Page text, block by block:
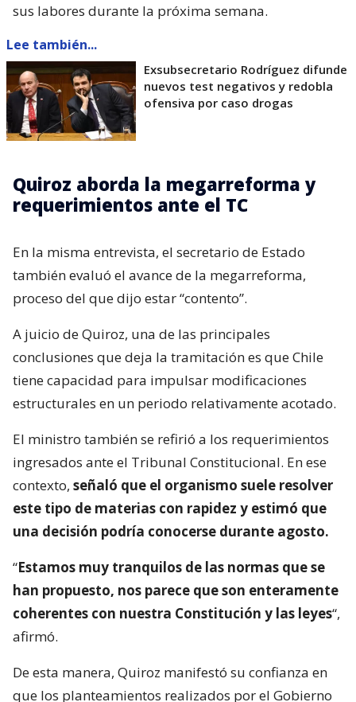
sus labores durante la próxima semana.
Lee también...
Exsubsecretario Rodríguez difunde
nuevos test negativos y redobla
ofensiva por caso drogas
Quiroz aborda la megarreforma y
requerimientos ante el TC
En la misma entrevista, el secretario de Estado
también evaluó el avance de la megarreforma,
proceso del que dijo estar “contento”.
A juicio de Quiroz, una de las principales
conclusiones que deja la tramitación es que Chile
tiene capacidad para impulsar modificaciones
estructurales en un periodo relativamente acotado.
El ministro también se refirió a los requerimientos
ingresados ante el Tribunal Constitucional. En ese
contexto, señaló que el organismo suele resolver
este tipo de materias con rapidez y estimó que
una decisión podría conocerse durante agosto.
“Estamos muy tranquilos de las normas que se
han propuesto, nos parece que son enteramente
coherentes con nuestra Constitución y las leyes“,
afirmó.
De esta manera, Quiroz manifestó su confianza en
que los planteamientos realizados por el Gobierno